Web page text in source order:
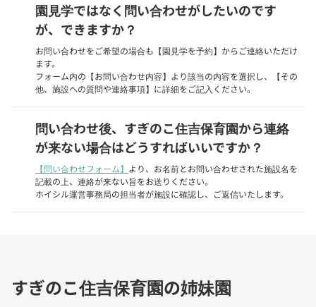
園見学ではなく問い合わせがしたいのです
が、できますか？
お問い合わせをご希望の場合も【園見学を予約】からご連絡いただけ
ます。
フォーム内の【お問い合わせ内容】より該当の内容を選択し、【その
他、施設への質問や連絡事項】に詳細をご記入ください。
問い合わせ後、すぎのこ住吉保育園から連絡
が来ない場合はどうすればいいですか？
【問い合わせフォーム】 より、お名前とお問い合わせされた施設名を
記載の上、連絡が来ない旨をお送りください。
ホイシル運営事務局の担当者が施設に確認し、ご返信いたします。
すぎのこ住吉保育園の姉妹園